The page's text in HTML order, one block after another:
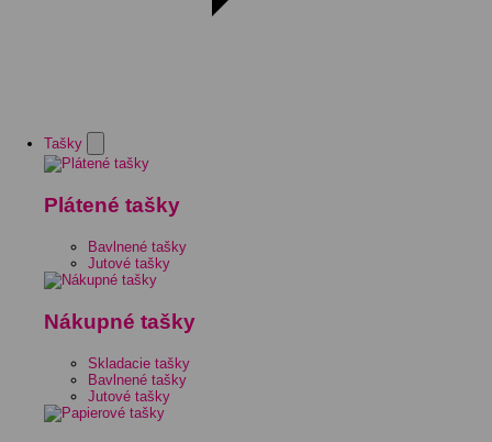
Tašky
Plátené tašky
Bavlnené tašky
Jutové tašky
Nákupné tašky
Skladacie tašky
Bavlnené tašky
Jutové tašky